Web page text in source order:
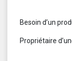
Besoin d’un
Propriétaire